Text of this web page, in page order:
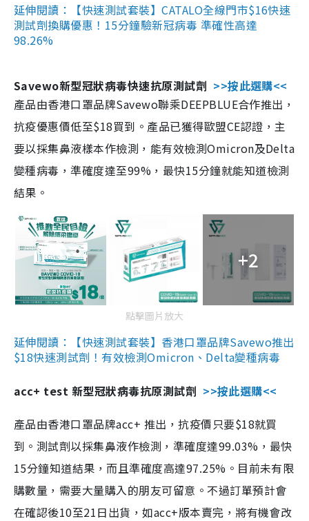
延伸閱讀：【快速測試套裝】CATALO全線門市$16快速
測試劑換購優惠！15分鐘驗新冠病毒 準確性高達
98.26%
Savewo新型冠狀病毒快速抗原測試劑 >>按此選購<<
產品由香港口罩品牌Savewo聯乘DEEPBLUE合作推出，
抗疫優惠價低至$18買到。產品已獲得歐盟CE認證，主
要以採集鼻液樣本作檢測，能有效檢測Omicron及Delta
變種病毒，準確度達至99%，最快15分鐘就能知道檢測
結果。
+2
點擊圖片放大
延伸閱讀：【快速測試套裝】香港口罩品牌Savewo推出
$18快速測試劑！有效檢測Omicron、Delta變種病毒
acc+ test 新型冠狀病毒抗原測試劑 >>按此選購<<
產品由香港口罩品牌acc+ 推出，抗疫價只要$18就買
到。測試劑以採集鼻液作檢測，準確度達99.03%，最快
15分鐘知道結果，而且準確度高達97.25%。目前未有限
購數量，需要大量購入的朋友可留意。不過訂單預計會
在確認後10至21日出貨，如acc+版本賣完，將有機會改